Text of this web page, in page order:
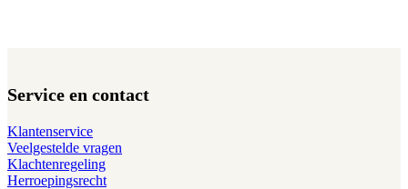
Service en contact
Klantenservice
Veelgestelde vragen
Klachtenregeling
Herroepingsrecht